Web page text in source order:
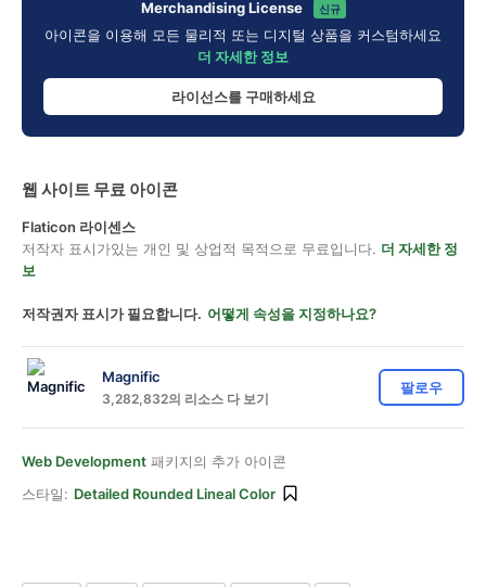
Merchandising License 신규
아이콘을 이용해 모든 물리적 또는 디지털 상품을 커스텀하세요
더 자세한 정보
라이선스를 구매하세요
웹 사이트 무료 아이콘
Flaticon 라이센스
저작자 표시가있는 개인 및 상업적 목적으로 무료입니다. 더 자세한 정
보
저작권자 표시가 필요합니다. 어떻게 속성을 지정하나요?
Magnific
3,282,832의 리소스 다 보기
팔로우
Web Development 패키지의 추가 아이콘
스타일: Detailed Rounded Lineal Color